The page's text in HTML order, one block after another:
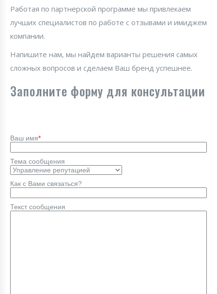
Работая по партнерской программе мы привлекаем
лучших специалистов по работе с отзывами и имиджем
компании.
Напишите нам, мы найдем варианты решения самых
сложных вопросов и сделаем Ваш бренд успешнее.
Заполните форму для консультации
Ваш имя*
Тема сообщения
Как с Вами связаться?
Текст сообщения